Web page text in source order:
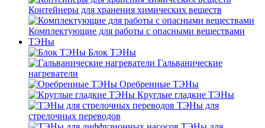
Контейнеры для хранения химических веществ
Комплектующие для работы с опасными веществами
ТЭНы
Блок ТЭНы
Гальванические
нагреватели
Оребренные ТЭНы
Круглые гладкие ТЭНы
ТЭНы для
стрелочных переводов